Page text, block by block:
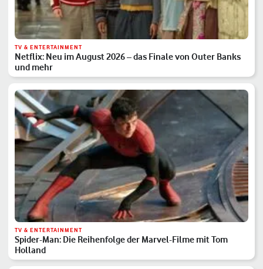
TV & ENTERTAINMENT
Netflix: Neu im August 2026 – das Finale von Outer Banks
und mehr
TV & ENTERTAINMENT
Spider-Man: Die Reihenfolge der Marvel-Filme mit Tom
Holland